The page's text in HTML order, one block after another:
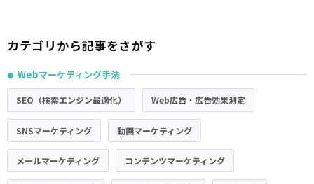
カテゴリから記事をさがす
● Webマーケティング手法
SEO（検索エンジン最適化） Web広告・広告効果測定
SNSマーケティング 動画マーケティング
メールマーケティング コンテンツマーケティング